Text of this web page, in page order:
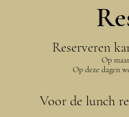
Reserveren
Op
Op deze dagen
Voor de lunch